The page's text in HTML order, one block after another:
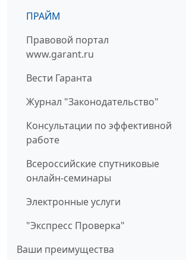
ПРАЙМ
Правовой портал
www.garant.ru
Вести Гаранта
Журнал "Законодательство"
Консультации по эффективной
работе
Всероссийские спутниковые
онлайн-семинары
Электронные услуги
"Экспресс Проверка"
Ваши преимущества